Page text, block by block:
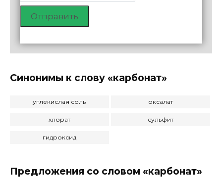
Отправить
Синонимы к слову «карбонат»
углекислая соль оксалат
хлорат сульфит
гидроксид
Предложения со словом «карбонат»